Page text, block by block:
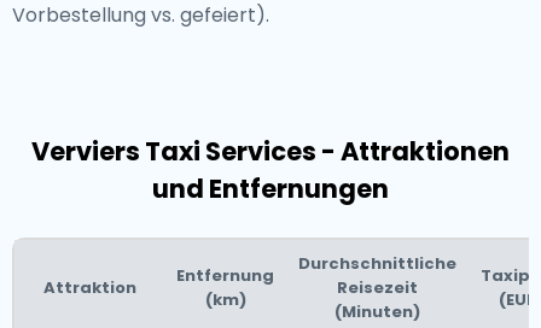
Vorbestellung vs. gefeiert).
Verviers Taxi Services - Attraktionen
und Entfernungen
Attraktion
Entfernung
(km)
Durchschnittliche
Reisezeit
(Minuten)